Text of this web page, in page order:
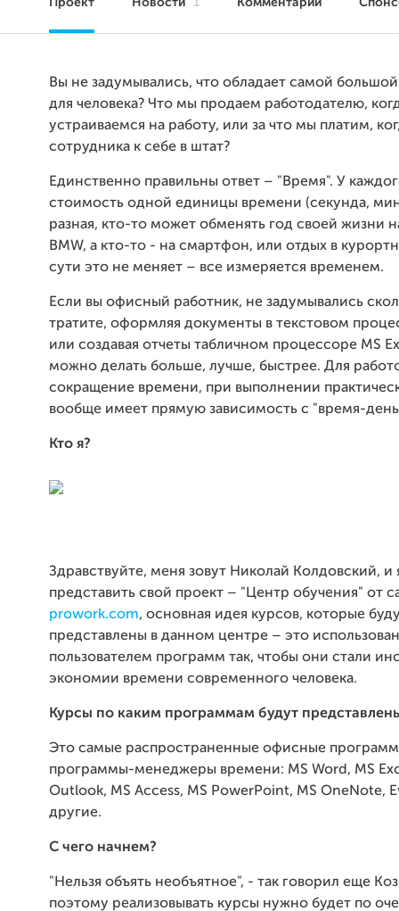
Проект Новости 1 Комментарии
Вы не задумывались, что обладает самой
для человека? Что мы продаем работодателю,
устраиваемся на работу, или за что мы платим,
сотрудника к себе в штат?
Единственно правильны ответ – "Время". У
стоимость одной единицы времени (секунда,
разная, кто-то может обменять год своей жизни
BMW, а кто-то - на смартфон, или отдых в
сути это не меняет – все измеряется временем.
Если вы офисный работник, не задумывались
тратите, оформляя документы в текстовом
или создавая отчеты табличном процессоре MS
можно делать больше, лучше, быстрее. Для
сокращение времени, при выполнении
вообще имеет прямую зависимость с "время-
Кто я?
Здравствуйте, меня зовут Николай Колдовский, и
представить свой проект – "Центр обучения" от
prowork.com, основная идея курсов, которые
представлены в данном центре – это
пользователем программ так, чтобы они стали
экономии времени современного человека.
Курсы по каким программам будут
Это самые распространенные офисные
программы-менеджеры времени: MS Word, MS
Outlook, MS Access, MS PowerPoint, MS OneNote,
другие.
С чего начнем?
"Нельзя объять необъятное", - так говорил еще
поэтому реализовывать курсы нужно будет по